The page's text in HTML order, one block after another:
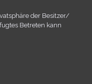
der Besitzer/​
Betreten kann